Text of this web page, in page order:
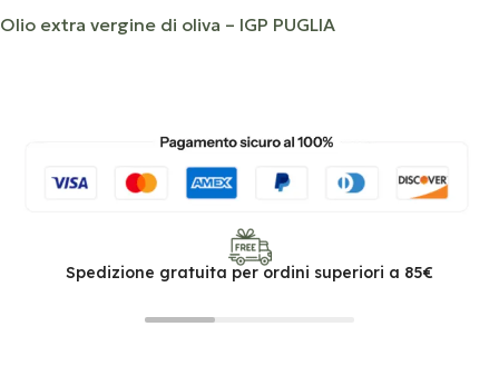
Olio extra vergine di oliva – IGP PUGLIA
Spedizione gratuita per ordini superiori a 85€